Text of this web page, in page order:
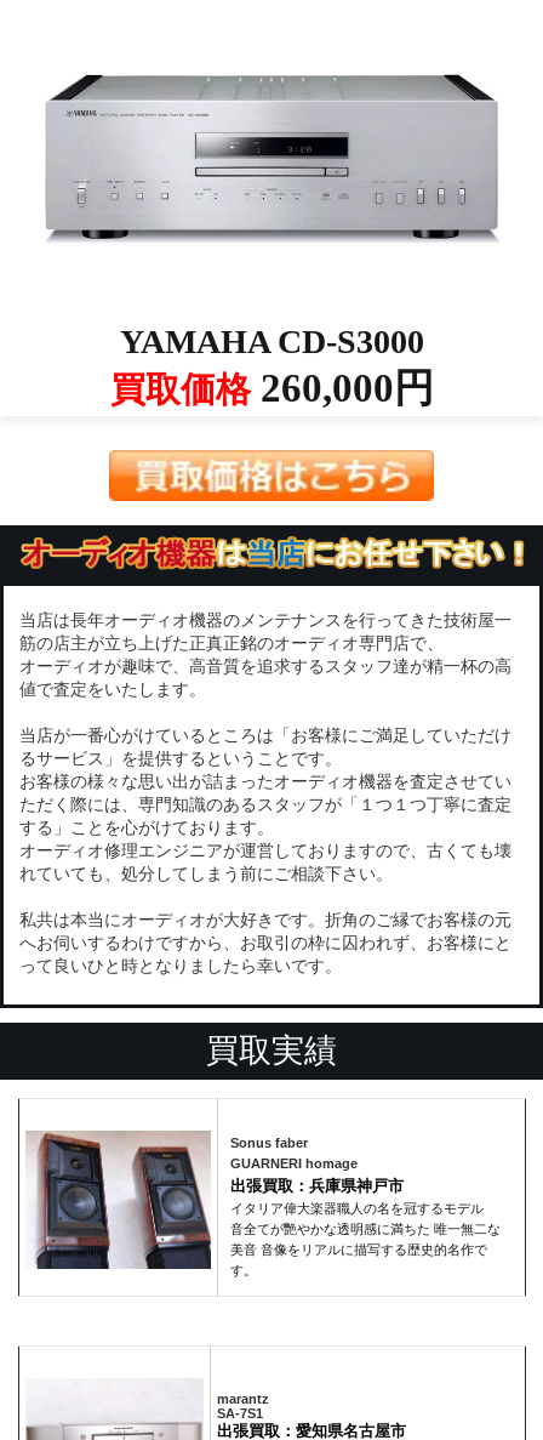
YAMAHA CD-S3000
買取価格260,000円
当店は長年オーディオ機器のメンテナンスを行ってきた技術屋一
筋の店主が立ち上げた正真正銘のオーディオ専門店で、
オーディオが趣味で、高音質を追求するスタッフ達が精一杯の高
値で査定をいたします。
当店が一番心がけているところは「お客様にご満足していただけ
るサービス」を提供するということです。
お客様の様々な思い出が詰まったオーディオ機器を査定させてい
ただく際には、専門知識のあるスタッフが「１つ１つ丁寧に査定
する」ことを心がけております。
オーディオ修理エンジニアが運営しておりますので、古くても壊
れていても、処分してしまう前にご相談下さい。
私共は本当にオーディオが大好きです。折角のご縁でお客様の元
へお伺いするわけですから、お取引の枠に囚われず、お客様にと
って良いひと時となりましたら幸いです。
買取実績
Sonus faber
GUARNERI homage
出張買取：兵庫県神戸市
イタリア偉大楽器職人の名を冠するモデル
音全てが艷やかな透明感に満ちた 唯一無二な
美音 音像をリアルに描写する歴史的名作で
す。
marantz
SA-7S1
出張買取：愛知県名古屋市